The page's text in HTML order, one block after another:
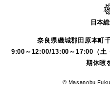
日本
奈良県磯城郡田原本町
9:00～12:00/13:00～17:00（土
期休暇
© Masanobu